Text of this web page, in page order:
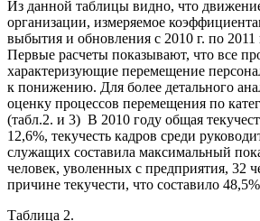
Из данной таблицы видно, что
организации, измеряемое
выбытия и обновления с 2010 г. по
Первые расчеты показывают, что все
характеризующие перемещение
к понижению. Для более детального
оценку процессов перемещения по
(табл.2. и 3) В 2010 году общая
12,6%, текучесть кадров среди
служащих составила максимальный
человек, уволенных с предприятия, 32
причине текучести, что составило
Таблица 2.